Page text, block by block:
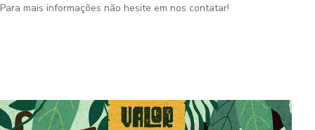
Para mais informações não hesite em nos contatar!